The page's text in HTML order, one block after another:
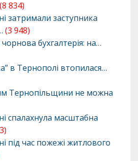
(8 834)
затримали заступника
(3 948)
бухгалтерія: на…
в Тернополі втопилася…
Тернопільщини не можна
спалахнула масштабна
під час пожежі житлового